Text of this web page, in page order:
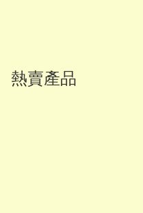
熱賣產品